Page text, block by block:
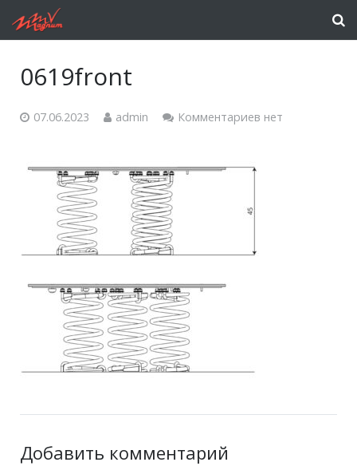
0619front
07.06.2023 admin Комментариев нет
Добавить комментарий